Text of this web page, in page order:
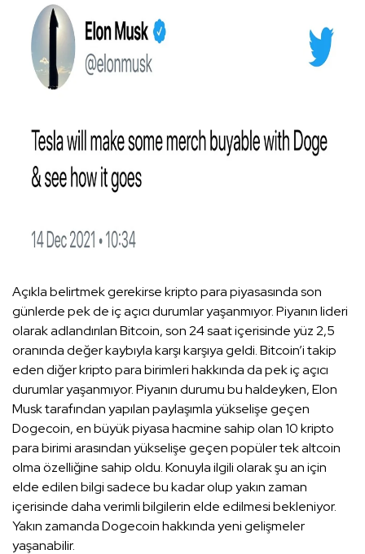
Açıkla belirtmek gerekirse kripto para piyasasında son
günlerde pek de iç açıcı durumlar yaşanmıyor. Piyanın lideri
olarak adlandırılan Bitcoin, son 24 saat içerisinde yüz 2,5
oranında değer kaybıyla karşı karşıya geldi. Bitcoin’i takip
eden diğer kripto para birimleri hakkında da pek iç açıcı
durumlar yaşanmıyor. Piyanın durumu bu haldeyken, Elon
Musk tarafından yapılan paylaşımla yükselişe geçen
Dogecoin, en büyük piyasa hacmine sahip olan 10 kripto
para birimi arasından yükselişe geçen popüler tek altcoin
olma özelliğine sahip oldu. Konuyla ilgili olarak şu an için
elde edilen bilgi sadece bu kadar olup yakın zaman
içerisinde daha verimli bilgilerin elde edilmesi bekleniyor.
Yakın zamanda Dogecoin hakkında yeni gelişmeler
yaşanabilir.